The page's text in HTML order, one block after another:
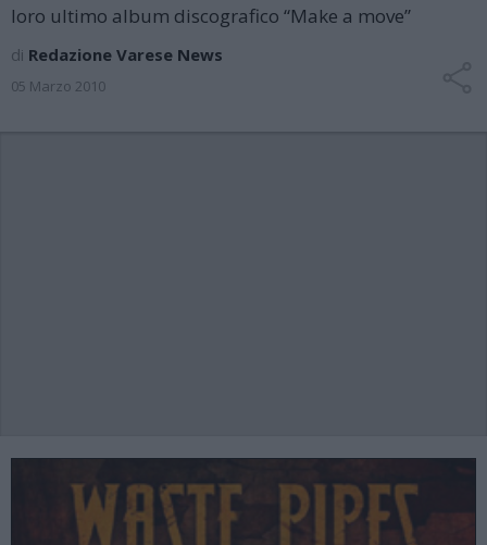
loro ultimo album discografico “Make a move”
di Redazione Varese News
05 Marzo 2010